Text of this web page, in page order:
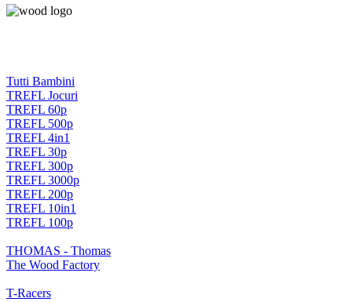
Tutti Bambini
TREFL Jocuri
TREFL 60p
TREFL 500p
TREFL 4in1
TREFL 30p
TREFL 300p
TREFL 3000p
TREFL 200p
TREFL 10in1
TREFL 100p
THOMAS - Thomas
The Wood Factory
T-Racers